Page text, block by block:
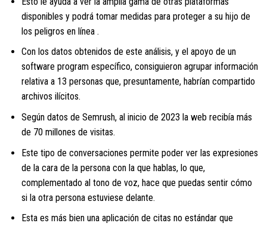
disponibles y podrá tomar medidas para proteger a su hijo de
los peligros en línea .
Con los datos obtenidos de este análisis, y el apoyo de un
software program específico, consiguieron agrupar información
relativa a 13 personas que, presuntamente, habrían compartido
archivos ilícitos.
Según datos de Semrush, al inicio de 2023 la web recibía más
de 70 millones de visitas.
Este tipo de conversaciones permite poder ver las expresiones
de la cara de la persona con la que hablas, lo que,
complementado al tono de voz, hace que puedas sentir cómo
si la otra persona estuviese delante.
Esta es más bien una aplicación de citas no estándar que